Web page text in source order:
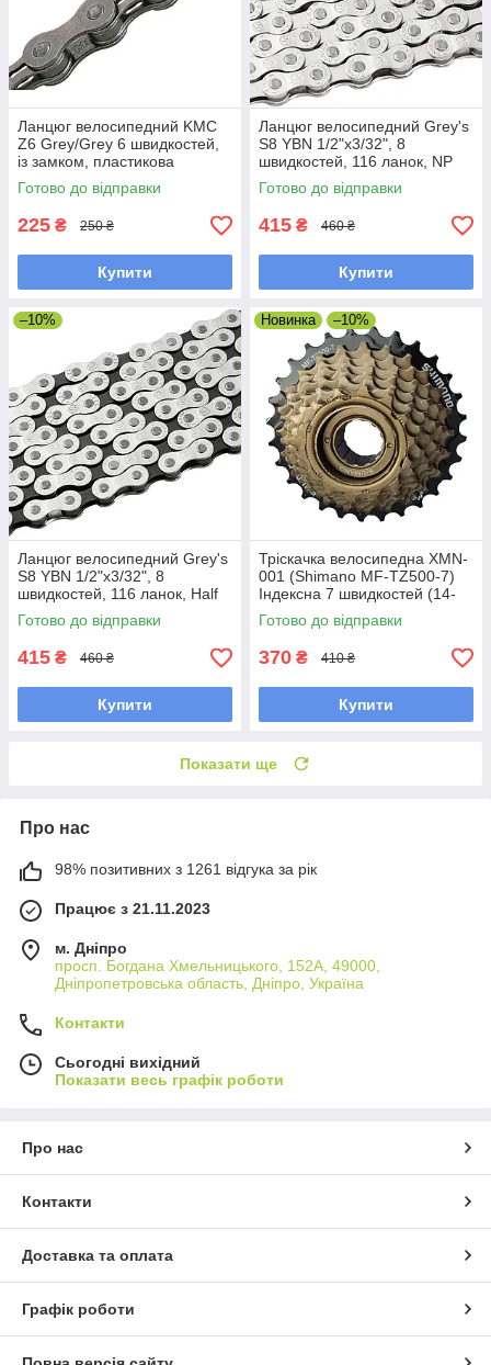
Ланцюг велосипедний KMC
Z6 Grey/Grey 6 швидкостей,
із замком, пластикова
коробка 08-10-50
Готово до відправки
225 ₴ 250 ₴
Купити
Ланцюг велосипедний Grey's
S8 YBN 1/2"х3/32", 8
швидкостей, 116 ланок, NP
Silver із замком
Готово до відправки
415 ₴ 460 ₴
Купити
–10%
Ланцюг велосипедний Grey's
S8 YBN 1/2"х3/32", 8
швидкостей, 116 ланок, Half
Silver із замком
Готово до відправки
415 ₴ 460 ₴
Купити
Новинка –10%
Тріскачка велосипедна XMN-
001 (Shimano MF-TZ500-7)
Індексна 7 швидкостей (14-
28T)
Готово до відправки
370 ₴ 410 ₴
Купити
Показати ще
Про нас
98% позитивних з 1261 відгука за рік
Працює з 21.11.2023
м. Дніпро
просп. Богдана Хмельницького, 152А, 49000,
Дніпропетровська область, Дніпро, Україна
Контакти
Сьогодні вихідний
Показати весь графік роботи
Про нас
Контакти
Доставка та оплата
Графік роботи